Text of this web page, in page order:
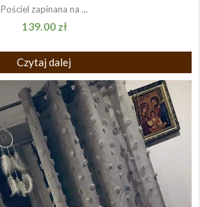
Pościel zapinana na ...
139.00 zł
Czytaj dalej